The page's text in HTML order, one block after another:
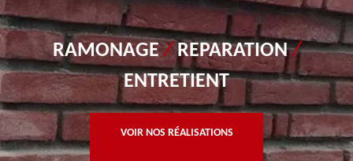
RAMONAGE/REPARATION/
ENTRETIENT
VOIR NOS RÉALISATIONS